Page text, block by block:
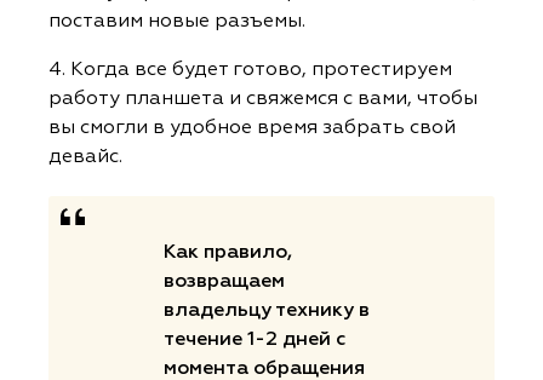
поставим новые разъемы.
4. Когда все будет готово, протестируем
работу планшета и свяжемся с вами, чтобы
вы смогли в удобное время забрать свой
девайс.
Как правило,
возвращаем
владельцу технику в
течение 1-2 дней с
момента обращения